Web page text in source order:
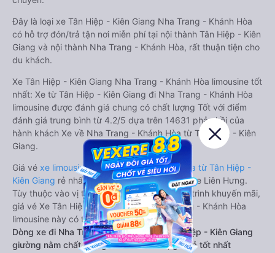
Đây là loại xe Tân Hiệp - Kiên Giang Nha Trang - Khánh Hòa
có hỗ trợ đón/trả tận nơi miễn phí tại nội thành Tân Hiệp - Kiên
Giang và nội thành Nha Trang - Khánh Hòa, rất thuận tiện cho
du khách.
Xe Tân Hiệp - Kiên Giang Nha Trang - Khánh Hòa limousine tốt
nhất: Xe từ Tân Hiệp - Kiên Giang đi Nha Trang - Khánh Hòa
limousine được đánh giá chung có chất lượng Tốt với điểm
đánh giá trung bình từ 4.2/5 dựa trên 14631 phản hồi của
hành khách Xe về Nha Trang - Khánh Hòa từ Tân Hiệp - Kiên
Giang.
Giá vé xe limousine đi Nha Trang - Khánh Hòa từ Tân Hiệp -
Kiên Giang rẻ nhất là 480000VND của hãng xe Liên Hưng.
Tùy thuộc vào vị trí ngồi của bạn và chương trình khuyến mãi,
giá vé Xe Tân Hiệp - Kiên Giang đi Nha Trang - Khánh Hòa
limousine này có thể sẽ rẻ hơn
Dòng xe đi Nha Trang - Khánh Hòa từ Tân Hiệp - Kiên Giang
giường nằm chất lượng cao: Thoải mái, giá cả tốt nhất